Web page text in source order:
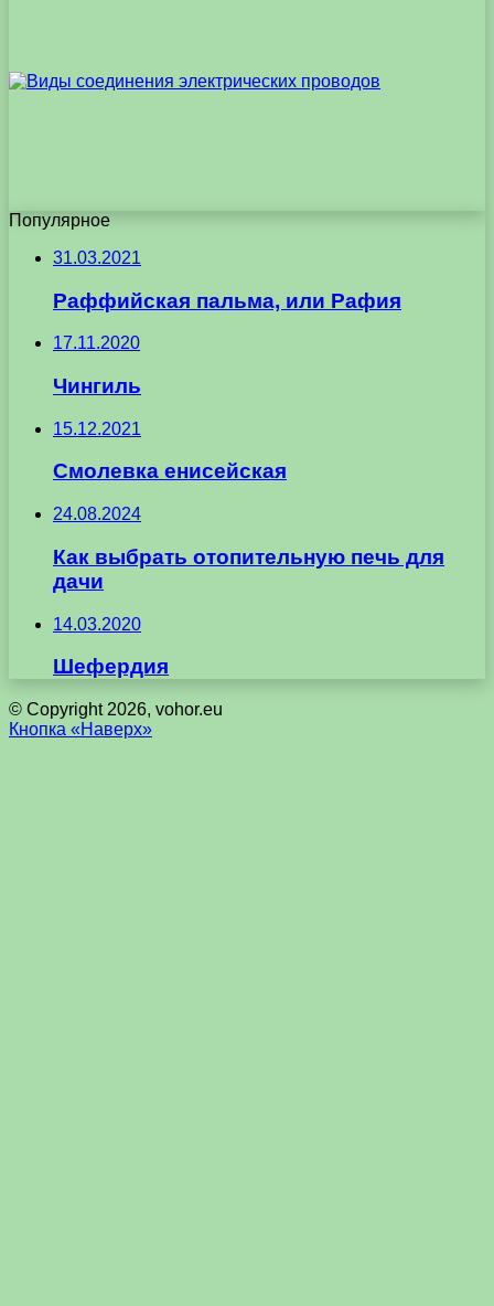
Популярное
31.03.2021
Раффийская пальма, или Рафия
17.11.2020
Чингиль
15.12.2021
Смолевка енисейская
24.08.2024
Как выбрать отопительную печь для
дачи
14.03.2020
Шефердия
© Copyright 2026, vohor.eu
Кнопка «Наверх»